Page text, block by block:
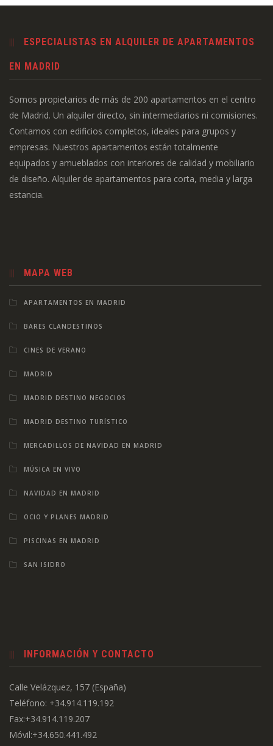
ESPECIALISTAS EN ALQUILER DE APARTAMENTOS
EN MADRID
Somos propietarios de más de 200 apartamentos en el centro
de Madrid. Un alquiler directo, sin intermediarios ni comisiones.
Contamos con edificios completos, ideales para grupos y
empresas. Nuestros apartamentos están totalmente
equipados y amueblados con interiores de calidad y mobiliario
de diseño. Alquiler de apartamentos para corta, media y larga
estancia.
MAPA WEB
APARTAMENTOS EN MADRID
BARES CLANDESTINOS
CINES DE VERANO
MADRID
MADRID DESTINO NEGOCIOS
MADRID DESTINO TURÍSTICO
MERCADILLOS DE NAVIDAD EN MADRID
MÚSICA EN VIVO
NAVIDAD EN MADRID
OCIO Y PLANES MADRID
PISCINAS EN MADRID
SAN ISIDRO
INFORMACIÓN Y CONTACTO
Calle Velázquez, 157 (España)
Teléfono: +34.914.119.192
Fax:+34.914.119.207
Móvil:+34.650.441.492